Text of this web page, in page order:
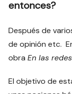
entonces?
Después de
de opinión etc.
obraEn las
El objetivo de